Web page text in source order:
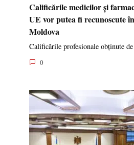
Calificările medicilor și
UE vor putea fi recunoscute
Moldova
Calificările profesionale obținute
0